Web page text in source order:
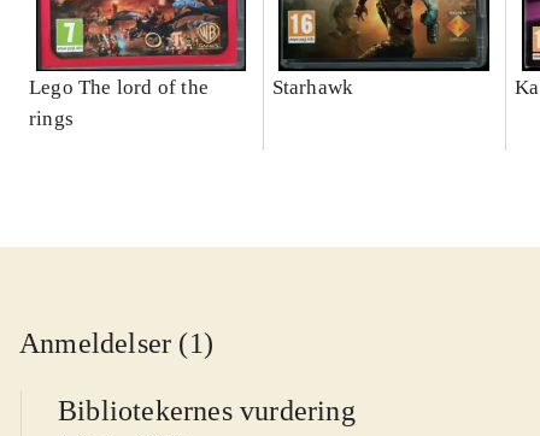
Lego The lord of the
rings
Starhawk
Anmeldelser (1)
Bibliotekernes vurdering